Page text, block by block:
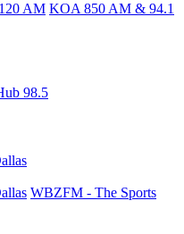
AM KOA 850 AM & 94.1
98.5
WBZFM - The Sports